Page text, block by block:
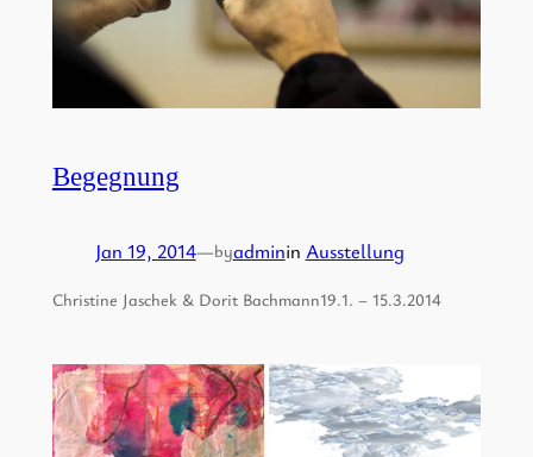
Begegnung
Jan 19, 2014—byadminin Ausstellung
Christine Jaschek & Dorit Bachmann19.1. – 15.3.2014